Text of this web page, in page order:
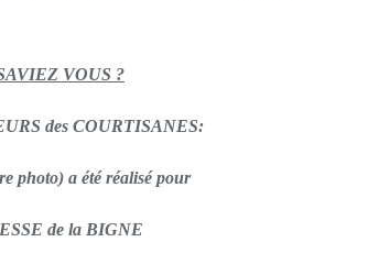
VOUS ?
des COURTISANES:
photo) a été réalisé pour
de la BIGNE